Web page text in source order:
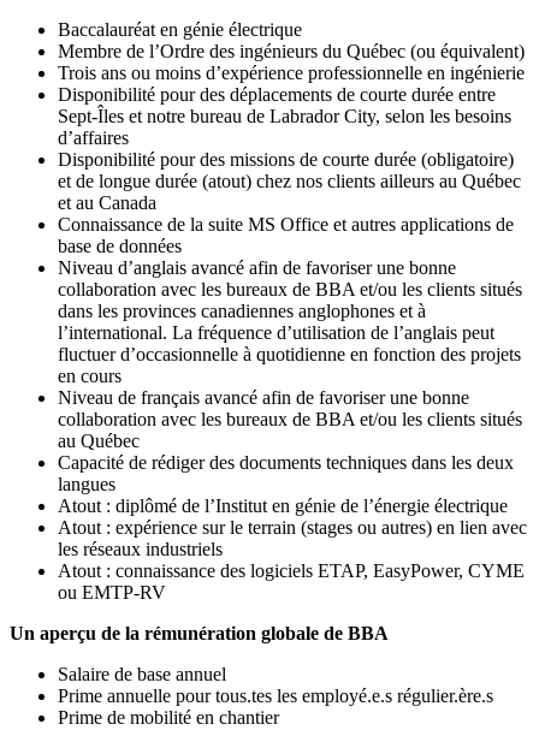
Baccalauréat en génie électrique
Membre de l’Ordre des ingénieurs du Québec (ou équivalent)
Trois ans ou moins d’expérience professionnelle en ingénierie
Disponibilité pour des déplacements de courte durée entre
Sept-Îles et notre bureau de Labrador City, selon les besoins
d’affaires
Disponibilité pour des missions de courte durée (obligatoire)
et de longue durée (atout) chez nos clients ailleurs au Québec
et au Canada
Connaissance de la suite MS Office et autres applications de
base de données
Niveau d’anglais avancé afin de favoriser une bonne
collaboration avec les bureaux de BBA et/ou les clients situés
dans les provinces canadiennes anglophones et à
l’international. La fréquence d’utilisation de l’anglais peut
fluctuer d’occasionnelle à quotidienne en fonction des projets
en cours
Niveau de français avancé afin de favoriser une bonne
collaboration avec les bureaux de BBA et/ou les clients situés
au Québec
Capacité de rédiger des documents techniques dans les deux
langues
Atout : diplômé de l’Institut en génie de l’énergie électrique
Atout : expérience sur le terrain (stages ou autres) en lien avec
les réseaux industriels
Atout : connaissance des logiciels ETAP, EasyPower, CYME
ou EMTP-RV
Un aperçu de la rémunération globale de BBA
Salaire de base annuel
Prime annuelle pour tous.tes les employé.e.s régulier.ère.s
Prime de mobilité en chantier